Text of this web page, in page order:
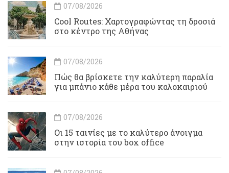
07/08/2026
Cool Routes: Χαρτογραφώντας τη δροσιά
στο κέντρο της Αθήνας
07/08/2026
Πώς θα βρίσκετε την καλύτερη παραλία
για μπάνιο κάθε μέρα του καλοκαιριού
07/08/2026
Οι 15 ταινίες με το καλύτερο άνοιγμα
στην ιστορία του box office